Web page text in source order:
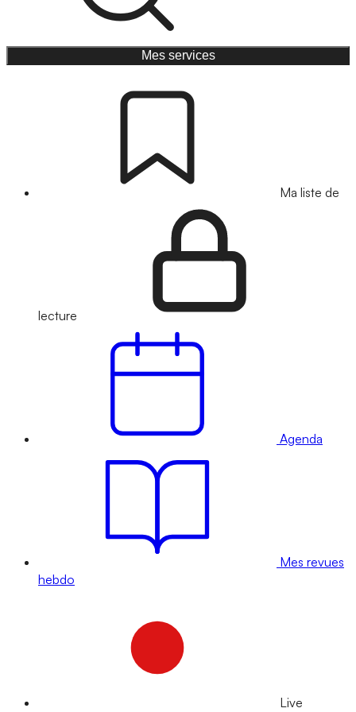
Mes services
Ma liste de
lecture
Agenda
Mes revues
hebdo
Live